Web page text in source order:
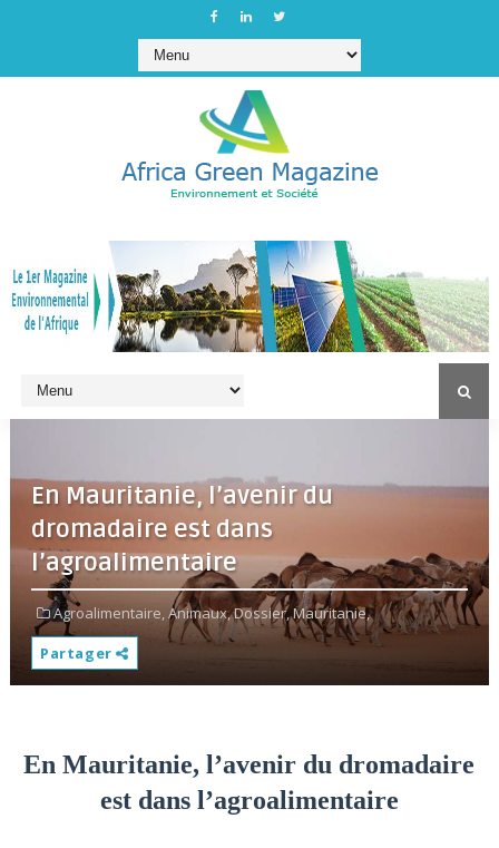
En Mauritanie, l’avenir du
dromadaire est dans
l’agroalimentaire
Agroalimentaire,Animaux,Dossier,Mauritanie,
Partager
En Mauritanie, l’avenir du dromadaire
est dans l’agroalimentaire